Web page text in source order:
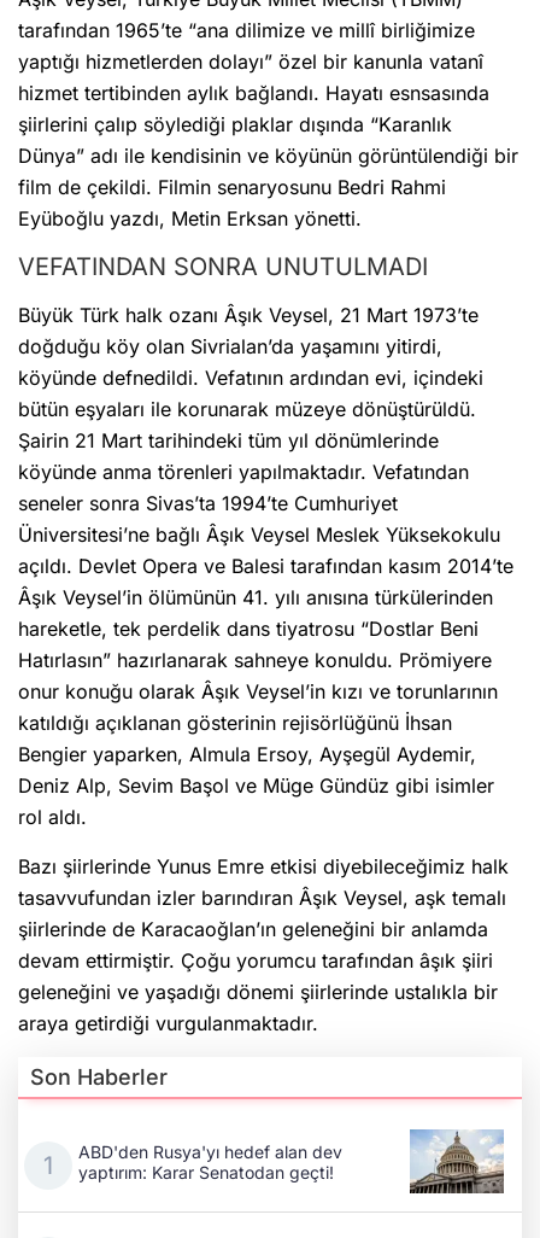
tarafından 1965’te “ana dilimize ve millî birliğimize
yaptığı hizmetlerden dolayı” özel bir kanunla vatanî
hizmet tertibinden aylık bağlandı. Hayatı esnsasında
şiirlerini çalıp söylediği plaklar dışında “Karanlık
Dünya” adı ile kendisinin ve köyünün görüntülendiği bir
film de çekildi. Filmin senaryosunu Bedri Rahmi
Eyüboğlu yazdı, Metin Erksan yönetti.
VEFATINDAN SONRA UNUTULMADI
Büyük Türk halk ozanı Âşık Veysel, 21 Mart 1973’te
doğduğu köy olan Sivrialan’da yaşamını yitirdi,
köyünde defnedildi. Vefatının ardından evi, içindeki
bütün eşyaları ile korunarak müzeye dönüştürüldü.
Şairin 21 Mart tarihindeki tüm yıl dönümlerinde
köyünde anma törenleri yapılmaktadır. Vefatından
seneler sonra Sivas’ta 1994’te Cumhuriyet
Üniversitesi’ne bağlı Âşık Veysel Meslek Yüksekokulu
açıldı. Devlet Opera ve Balesi tarafından kasım 2014’te
Âşık Veysel’in ölümünün 41. yılı anısına türkülerinden
hareketle, tek perdelik dans tiyatrosu “Dostlar Beni
Hatırlasın” hazırlanarak sahneye konuldu. Prömiyere
onur konuğu olarak Âşık Veysel’in kızı ve torunlarının
katıldığı açıklanan gösterinin rejisörlüğünü İhsan
Bengier yaparken, Almula Ersoy, Ayşegül Aydemir,
Deniz Alp, Sevim Başol ve Müge Gündüz gibi isimler
rol aldı.
Bazı şiirlerinde Yunus Emre etkisi diyebileceğimiz halk
tasavvufundan izler barındıran Âşık Veysel, aşk temalı
şiirlerinde de Karacaoğlan’ın geleneğini bir anlamda
devam ettirmiştir. Çoğu yorumcu tarafından âşık şiiri
geleneğini ve yaşadığı dönemi şiirlerinde ustalıkla bir
araya getirdiği vurgulanmaktadır.
Son Haberler
ABD'den Rusya'yı hedef alan dev
yaptırım: Karar Senatodan geçti!